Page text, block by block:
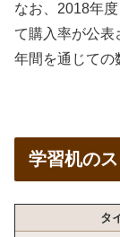
なお、2018年
て購入率が公表
年間を通じての
学習机の
タ